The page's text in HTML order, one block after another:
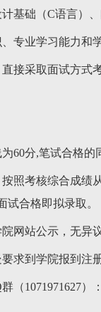
基础（C语言）、
专业学习能力和
接采取面试方式
60分,笔试合格
照考核综合成绩
合格即拟录取。
网站公示，无异
求到学院报到注
（1071971627）：